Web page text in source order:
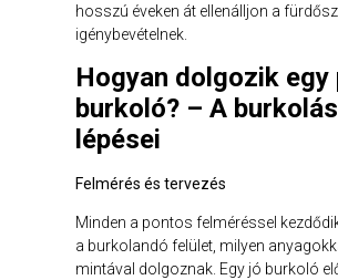
hosszú éveken át ellenálljon a
igénybevételnek.
Hogyan dolgozik egy
burkoló? – A burkolás
lépései
Felmérés és tervezés
Minden a pontos felméréssel
a burkolandó felület, milyen
mintával dolgoznak. Egy jó burkoló